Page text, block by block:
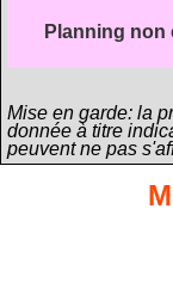
Planning non
Mise en garde: la
donnée à titre
peuvent ne pas